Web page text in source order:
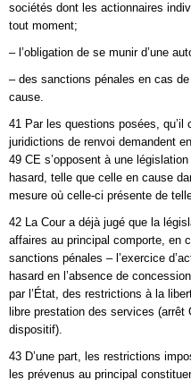
sociétés dont les actionnaires
tout moment;
– l’obligation de se munir d’une
– des sanctions pénales en cas
cause.
41 Par les questions posées, qu’il
juridictions de renvoi demandent
49 CE s’opposent à une
hasard, telle que celle en cause
mesure où celle‑ci présente de
42 La Cour a déjà jugé que la
affaires au principal comporte, en
sanctions pénales – l’exercice
hasard en l’absence de
par l’État, des restrictions à la
libre prestation des services
dispositif).
43 D’une part, les restrictions
les prévenus au principal